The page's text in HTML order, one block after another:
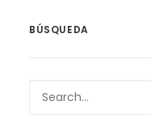
BÚSQUEDA